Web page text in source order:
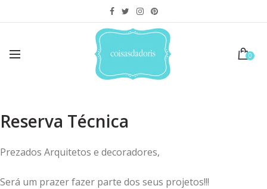
0
Reserva Técnica
Prezados Arquitetos e decoradores,
Será um prazer fazer parte dos seus projetos!!!